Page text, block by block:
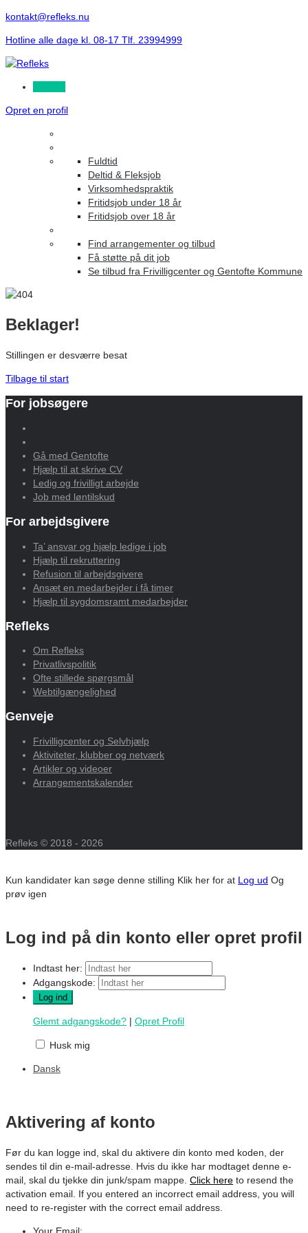
kontakt@refleks.nu
Hotline alle dage kl. 08-17 Tlf. 23994999
Opret en profil
Fuldtid
Deltid & Fleksjob
Virksomhedspraktik
Fritidsjob under 18 år
Fritidsjob over 18 år
Find arrangementer og tilbud
Få støtte på dit job
Se tilbud fra Frivilligcenter og Gentofte Kommune
Beklager!
Stillingen er desværre besat
Tilbage til start
For jobsøgere
Gå med Gentofte
Hjælp til at skrive CV
Ledig og frivilligt arbejde
Job med løntilskud
For arbejdsgivere
Ta’ ansvar og hjælp ledige i job
Hjælp til rekruttering
Refusion til arbejdsgivere
Ansæt en medarbejder i få timer
Hjælp til sygdomsramt medarbejder
Refleks
Om Refleks
Privatlivspolitik
Ofte stillede spørgsmål
Webtilgængelighed
Genveje
Frivilligcenter og Selvhjælp
Aktiviteter, klubber og netværk
Artikler og videoer
Arrangementskalender
Refleks © 2018 - 2026
Kun kandidater kan søge denne stilling Klik her for at Log ud Og
prøv igen
Log ind på din konto eller opret profil
Indtast her:
Adgangskode:
Glemt adgangskode? | Opret Profil
Husk mig
Dansk
Aktivering af konto
Før du kan logge ind, skal du aktivere din konto med koden, der
sendes til din e-mail-adresse. Hvis du ikke har modtaget denne e-
mail, skal du tjekke din junk/spam mappe. Click here to resend the
activation email. If you entered an incorrect email address, you will
need to re-register with the correct email address.